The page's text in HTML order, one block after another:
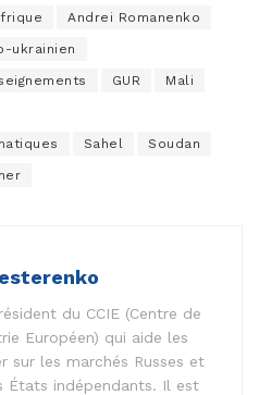
Andrei Romanenko
ukrainien
GUR Mali
Sahel Soudan
du CCIE (Centre de
Européen) qui aide les
sur les marchés Russes et
États indépendants. Il est